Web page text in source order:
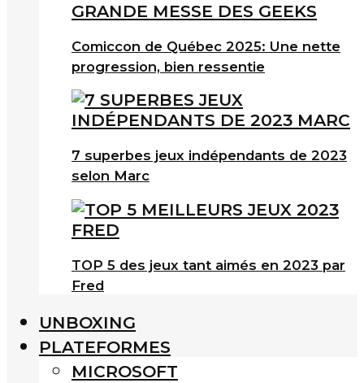
Comiccon de Québec 2025: Une nette
progression, bien ressentie
7 superbes jeux indépendants de 2023
selon Marc
TOP 5 des jeux tant aimés en 2023 par
Fred
UNBOXING
PLATEFORMES
MICROSOFT